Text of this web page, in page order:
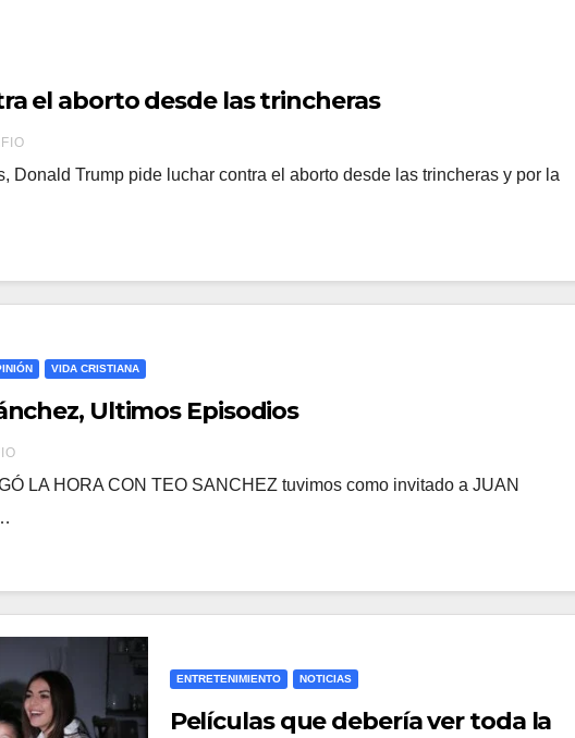
el aborto desde las trincheras
Donald Trump pide luchar contra el aborto desde las trincheras y por la
VIDA CRISTIANA
Ultimos Episodios
LA HORA CON TEO SANCHEZ tuvimos como invitado a JUAN
ENTRETENIMIENTO NOTICIAS
Películas que debería ver toda la